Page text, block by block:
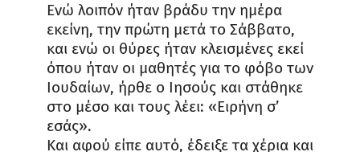
Ενώ λοιπόν ήταν βράδυ την ημέρα
εκείνη, την πρώτη μετά το Σάββατο,
και ενώ οι θύρες ήταν κλεισμένες εκεί
όπου ήταν οι μαθητές για το φόβο των
Ιουδαίων, ήρθε ο Ιησούς και στάθηκε
στο μέσο και τους λέει: «Ειρήνη σ’
εσάς».
Και αφού είπε αυτό, έδειξε τα χέρια και